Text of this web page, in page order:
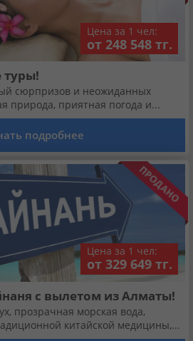
USD EUR
Қазақша
приложение
Play
Цена за 1 чел:
от 248 548 тг.
туры!
сюрпризов и неожиданных
природа, приятная погода и...
подробнее
Цена за 1 чел:
от 329 649 тг.
с вылетом из Алматы!
прозрачная морская вода,
китайской медицины,...